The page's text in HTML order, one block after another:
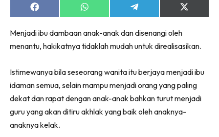
Share
on
Share
on
Share
on
Share
on
Menjadi ibu dambaan anak-anak dan disenangi oleh
menantu, hakikatnya tidaklah mudah untuk direalisasikan.
Istimewanya bila seseorang wanita itu berjaya menjadi ibu
idaman semua, selain mampu menjadi orang yang paling
dekat dan rapat dengan anak-anak bahkan turut menjadi
guru yang akan ditiru akhlak yang baik oleh anaknya-
anaknya kelak.